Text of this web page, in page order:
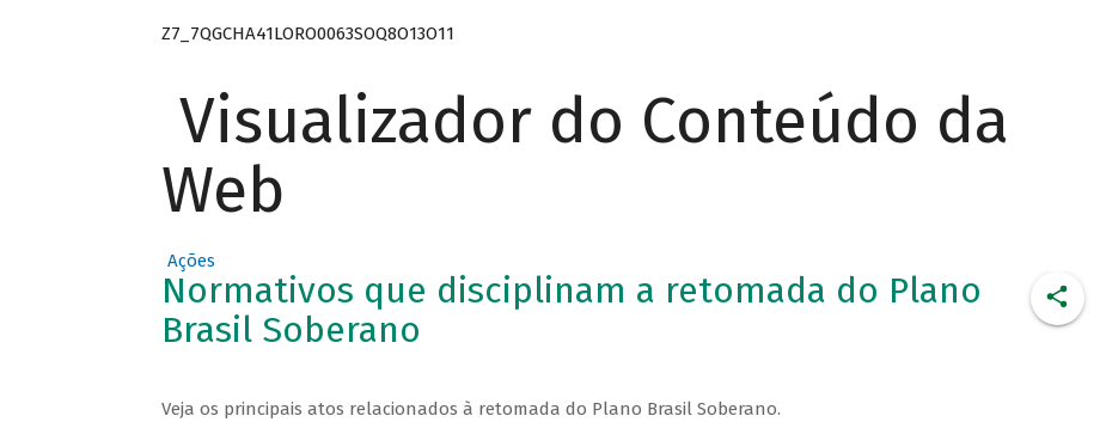
Z7_7QGCHA41LORO0063SOQ8O13O11
Visualizador do Conteúdo da
Web
Ações
Normativos que disciplinam a retomada do Plano
Brasil Soberano
Veja os principais atos relacionados à retomada do Plano Brasil Soberano.